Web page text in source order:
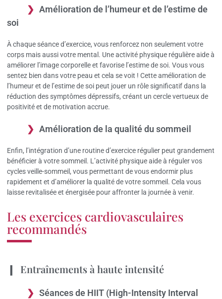
Amélioration de l’humeur et de l’estime de
soi
À chaque séance d’exercice, vous renforcez non seulement votre
corps mais aussi votre mental. Une activité physique régulière aide à
améliorer l’image corporelle et favorise l’estime de soi. Vous vous
sentez bien dans votre peau et cela se voit ! Cette amélioration de
l’humeur et de l’estime de soi peut jouer un rôle significatif dans la
réduction des symptômes dépressifs, créant un cercle vertueux de
positivité et de motivation accrue.
Amélioration de la qualité du sommeil
Enfin, l’intégration d’une routine d’exercice régulier peut grandement
bénéficier à votre sommeil. L’activité physique aide à réguler vos
cycles veille-sommeil, vous permettant de vous endormir plus
rapidement et d’améliorer la qualité de votre sommeil. Cela vous
laisse revitalisée et énergisée pour affronter la journée à venir.
Les exercices cardiovasculaires
recommandés
Entraînements à haute intensité
Séances de HIIT (High-Intensity Interval